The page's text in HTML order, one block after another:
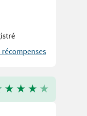
récompenses